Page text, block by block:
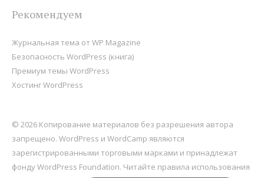
Рекомендуем
Журнальная тема от WP Magazine
Безопасность WordPress (книга)
Премиум темы WordPress
Хостинг WordPress
© 2026 Копирование материалов без разрешения автора
запрещено. WordPress и WordCamp являются
зарегистрированными торговыми марками и принадлежат
фондуWordPress Foundation. Читайте правила использования